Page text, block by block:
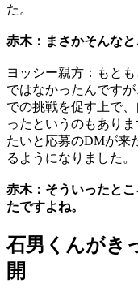
た。
赤木：まさかそんなと
ヨッシー親方：もと
ではなかったんです
での挑戦を促す上で
ったというのもあり
たいと応募のDMが来
るようになりました。
赤木：そういったと
たですよね。
石男くんがき
開